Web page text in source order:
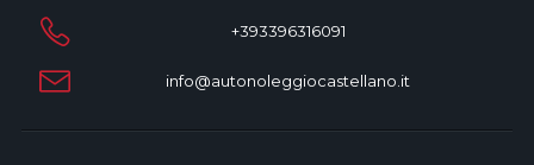
+393396316091
info@autonoleggiocastellano.it